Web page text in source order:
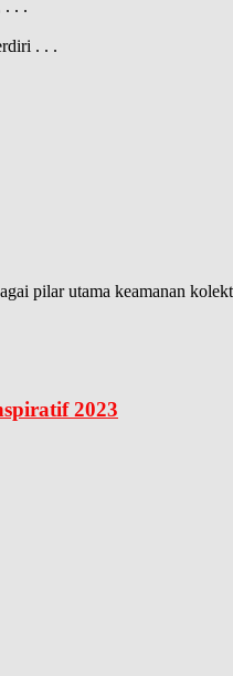
. . .
. . .
pilar utama keamanan
2023